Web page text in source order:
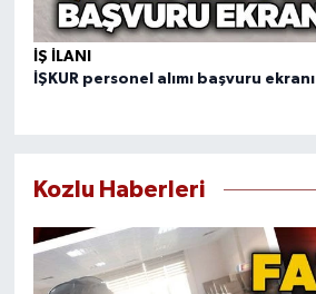
İŞ ILANI
İŞKUR personel alımı başvuru ekranı
Kozlu Haberleri